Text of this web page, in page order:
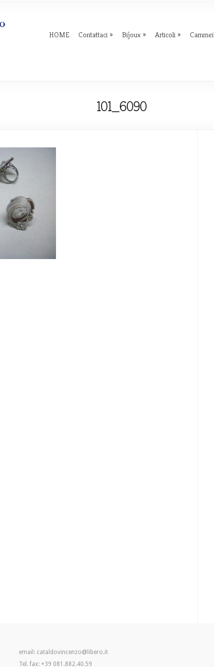
HOME Contattaci Bijoux Articoli Cammei
101_6090
email: cataldovincenzo@libero.it
Tel. fax: +39 081.882.40.59